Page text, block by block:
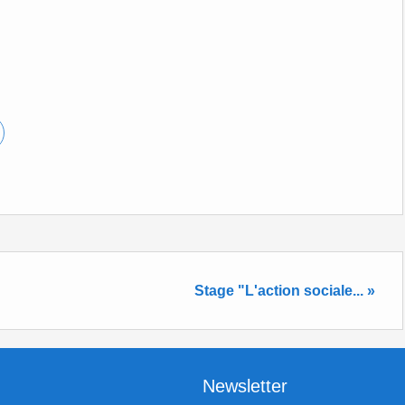
Stage "L'action sociale... »
Newsletter